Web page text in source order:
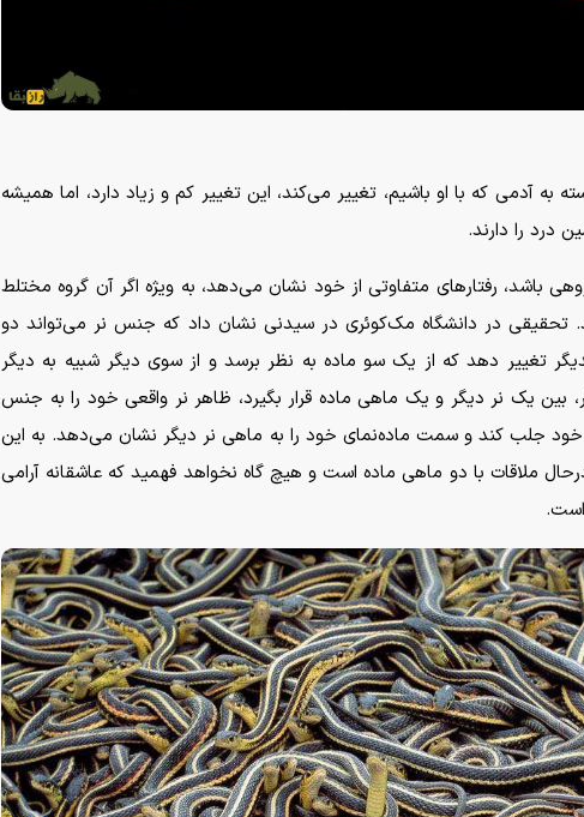
به آدمی که با او باشیم، تغییر می‌کند، این تغییر کم و زیاد دارد، اما همیشه
درد را دارند.
باشد، رفتار‌های متفاوتی از خود نشان می‌دهد، به ویژه اگر آن گروه مختلط
در دانشگاه مک‌کوئری در سیدنی نشان داد که جنس نر می‌تواند دو
تغییر دهد که از یک سو ماده به نظر برسد و از سوی دیگر شبیه به دیگر
یک نر دیگر و یک ماهی ماده قرار بگیرد، ظاهر نر واقعی خود را به جنس
خود جلب کند و سمت ماده‌نمای خود را به ماهی نر دیگر نشان می‌دهد. به این
ملاقات با دو ماهی ماده است و هیچ گاه نخواهد فهمید که عاشقانه آرامی